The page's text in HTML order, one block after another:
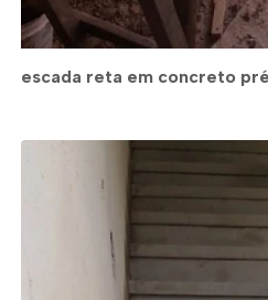
escada reta em concreto